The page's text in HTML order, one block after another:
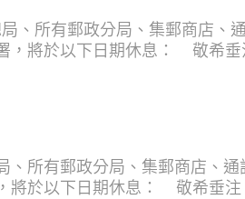
、所有郵政分局、集郵商店、
儲金局及電子認證服務註冊署，將於以
、所有郵政分局、集郵商店、
金局及電子認證服務註冊署，將於以下日期休息：